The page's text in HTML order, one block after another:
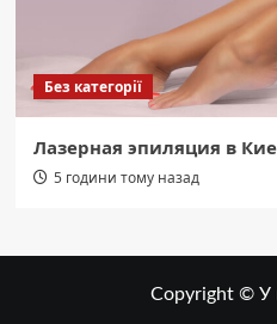
Без категорії
Лазерная эпиляция в
5 години тому назад
Copyright © У